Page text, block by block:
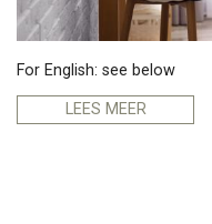
For English: see below
LEES MEER